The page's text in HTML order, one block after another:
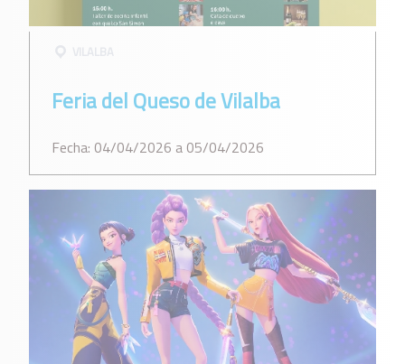
Feria del Queso de Vilalba
Fecha: 04/04/2026 a 05/04/2026